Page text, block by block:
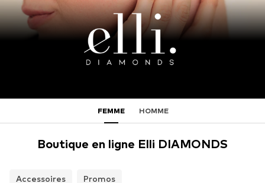
FEMME HOMME
Boutique en ligne Elli DIAMONDS
Accessoires Promos